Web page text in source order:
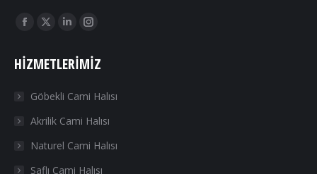
Find us on:
Facebook
opens
new
window
X
opens
new
window
Linkedin
opens
new
window
Instagram
opens
new
window
HIZMETLERIMIZ
Göbekli Cami Halısı
Akrilik Cami Halısı
Naturel Cami Halısı
Saflı Cami Halısı